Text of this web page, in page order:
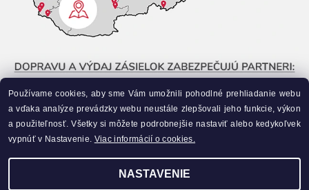
Používame cookies, aby sme Vám umožnili pohodlné prehliadanie webu
a vďaka analýze prevádzky webu neustále zlepšovali jeho funkcie, výkon
a použiteľnosť. Všetky si môžete podrobnejšie nastaviť alebo kedykoľvek
vypnúť v Nastavenie. Viac informácií o cookies.
NASTAVENIE